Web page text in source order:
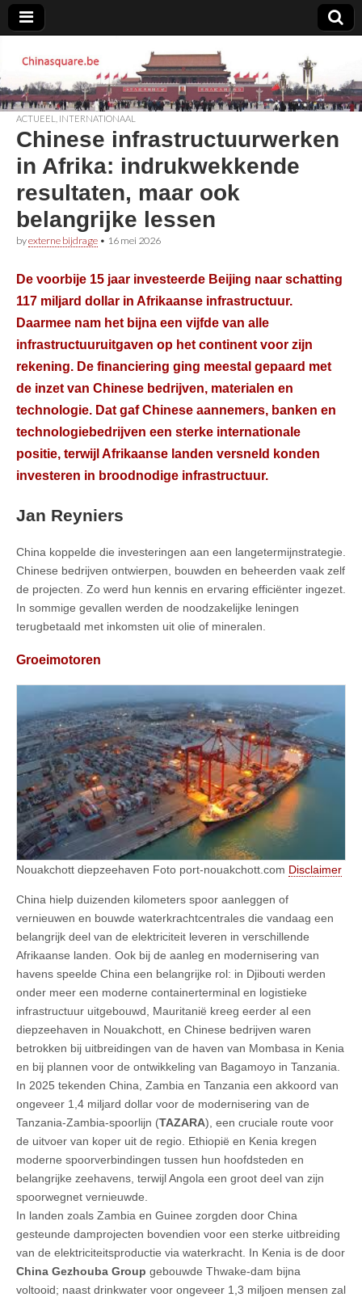
Chinasquare.be
ACTUEEL INTERNATIONAAL
Chinese infrastructuurwerken
in Afrika: indrukwekkende
resultaten, maar ook
belangrijke lessen
byexterne bijdrage • 16 mei 2026
De voorbije 15 jaar investeerde Beijing naar schatting
117 miljard dollar in Afrikaanse infrastructuur.
Daarmee nam het bijna een vijfde van alle
infrastructuuruitgaven op het continent voor zijn
rekening. De financiering ging meestal gepaard met
de inzet van Chinese bedrijven, materialen en
technologie. Dat gaf Chinese aannemers, banken en
technologiebedrijven een sterke internationale
positie, terwijl Afrikaanse landen versneld konden
investeren in broodnodige infrastructuur.
Jan Reyniers
China koppelde die investeringen aan een langetermijnstrategie.
Chinese bedrijven ontwierpen, bouwden en beheerden vaak zelf
de projecten. Zo werd hun kennis en ervaring efficiënter ingezet.
In sommige gevallen werden de noodzakelijke leningen
terugbetaald met inkomsten uit olie of mineralen.
Groeimotoren
Nouakchott diepzeehaven Foto port-nouakchott.com Disclaimer
China hielp duizenden kilometers spoor aanleggen of
vernieuwen en bouwde waterkrachtcentrales die vandaag een
belangrijk deel van de elektriciteit leveren in verschillende
Afrikaanse landen. Ook bij de aanleg en modernisering van
havens speelde China een belangrijke rol: in Djibouti werden
onder meer een moderne containerterminal en logistieke
infrastructuur uitgebouwd, Mauritanië kreeg eerder al een
diepzeehaven in Nouakchott, en Chinese bedrijven waren
betrokken bij uitbreidingen van de haven van Mombasa in Kenia
en bij plannen voor de ontwikkeling van Bagamoyo in Tanzania.
In 2025 tekenden China, Zambia en Tanzania een akkoord van
ongeveer 1,4 miljard dollar voor de modernisering van de
Tanzania-Zambia-spoorlijn (TAZARA), een cruciale route voor
de uitvoer van koper uit de regio. Ethiopië en Kenia kregen
moderne spoorverbindingen tussen hun hoofdsteden en
belangrijke zeehavens, terwijl Angola een groot deel van zijn
spoorwegnet vernieuwde.
In landen zoals Zambia en Guinee zorgden door China
gesteunde damprojecten bovendien voor een sterke uitbreiding
van de elektriciteitsproductie via waterkracht. In Kenia is de door
China Gezhouba Group gebouwde Thwake-dam bijna
voltooid; naast drinkwater voor ongeveer 1,3 miljoen mensen zal